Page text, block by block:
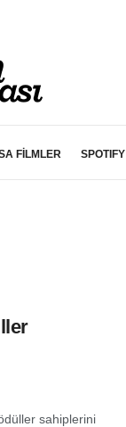
FİLMLER SPOTIFY
sahiplerini